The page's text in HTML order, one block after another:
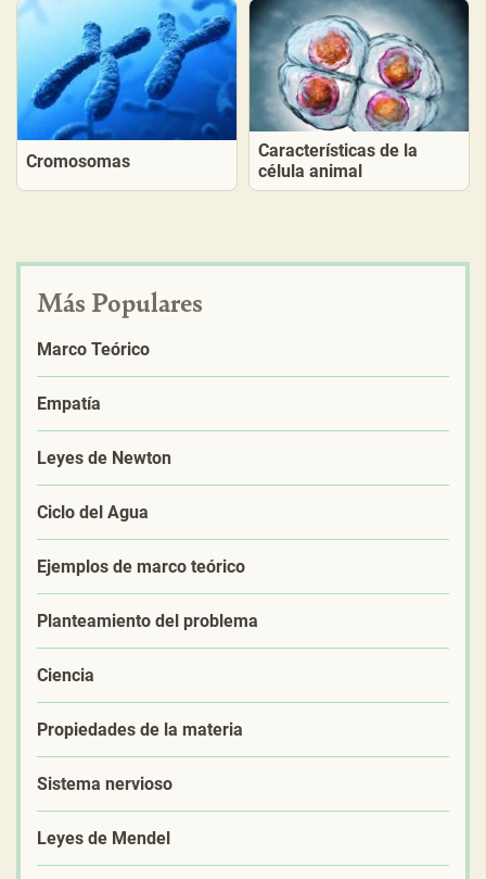
Cromosomas
Características de la
célula animal
Más Populares
Marco Teórico
Empatía
Leyes de Newton
Ciclo del Agua
Ejemplos de marco teórico
Planteamiento del problema
Ciencia
Propiedades de la materia
Sistema nervioso
Leyes de Mendel